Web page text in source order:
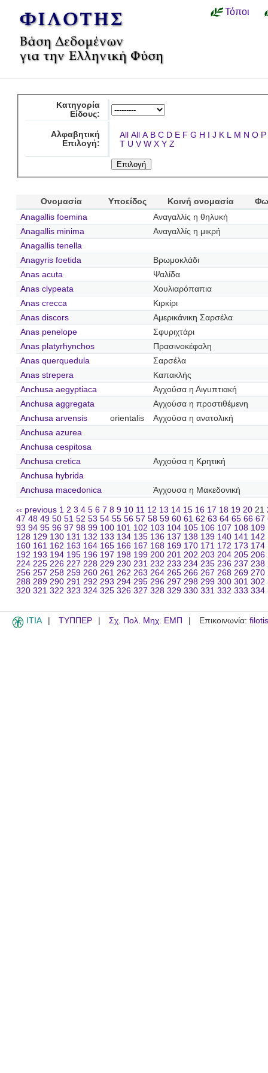
Τόποι
Κατηγορία
Είδους:
Αλφαβητική
Επιλογή:
All All A B C D E F G H I J K L M N O P
T U V W X Y Z
Ονομασία Υποείδος Κοινή ονομασία
Anagallis foemina
Αναγαλλίς η θηλυκή
Anagallis minima
Αναγαλλίς η μικρή
Anagallis tenella
Anagyris foetida
Βρωμοκλάδι
Anas acuta
Ψαλίδα
Anas clypeata
Χουλιαρόπαπια
Anas crecca
Κιρκίρι
Anas discors
Αμερικάνικη Σαρσέλα
Anas penelope
Σφυριχτάρι
Anas platyrhynchos
Πρασινοκέφαλη
Anas querquedula
Σαρσέλα
Anas strepera
Καπακλής
Anchusa aegyptiaca
Αγχούσα η Αιγυπτιακή
Anchusa aggregata
Αγχούσα η προστιθέμενη
Anchusa arvensis
orientalis
Αγχούσα η ανατολική
Anchusa azurea
Anchusa cespitosa
Anchusa cretica
Αγχούσα η Κρητική
Anchusa hybrida
Anchusa macedonica
Άγχουσα η Μακεδονική
‹‹ previous 1 2 3 4 5 6 7 8 9 10 11 12 13 14 15 16 17 18 19 20 21
47 48 49 50 51 52 53 54 55 56 57 58 59 60 61 62 63 64 65 66 67
93 94 95 96 97 98 99 100 101 102 103 104 105 106 107 108 109
128 129 130 131 132 133 134 135 136 137 138 139 140 141 142
160 161 162 163 164 165 166 167 168 169 170 171 172 173 174
192 193 194 195 196 197 198 199 200 201 202 203 204 205 206
224 225 226 227 228 229 230 231 232 233 234 235 236 237 238
256 257 258 259 260 261 262 263 264 265 266 267 268 269 270
288 289 290 291 292 293 294 295 296 297 298 299 300 301 302
320 321 322 323 324 325 326 327 328 329 330 331 332 333 334
ITIA ΤΥΠΠΕΡ Σχ. Πολ. Μηχ. ΕΜΠ Επικοινωνία: